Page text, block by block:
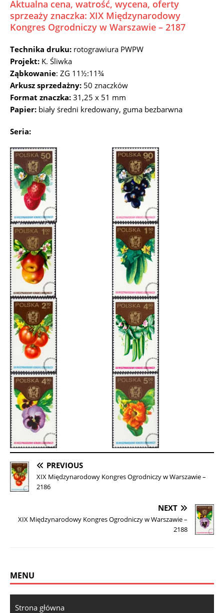
Aktualna cena, watrość, wycena, oferty
sprzeaży znaczka: XIX Międzynarodowy
Kongres Ogrodniczy w Warszawie – 2187
Technika druku: rotograwiura PWPW
Projekt: K. Śliwka
Ząbkowanie: ZG 11½:11¾
Arkusz sprzedażny: 50 znaczków
Format znaczka: 31,25 x 51 mm
Papier: biały średni kredowany, guma bezbarwna
Seria:
PREVIOUS
XIX Międzynarodowy Kongres Ogrodniczy w Warszawie –
2186
NEXT
XIX Międzynarodowy Kongres Ogrodniczy w Warszawie –
2188
MENU
Strona główna